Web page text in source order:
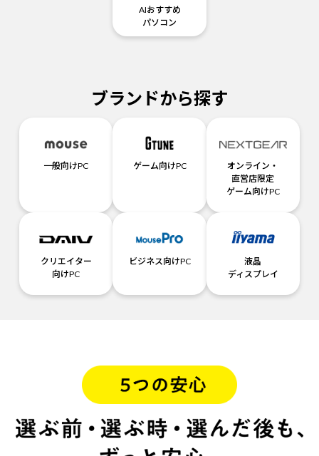
AIおすすめ
パソコン
ブランドから探す
一般向けPC ゲーム向けPC
オンライン・
直営店限定
ゲーム向けPC
クリエイター
向けPC
ビジネス向けPC
液晶
ディスプレイ